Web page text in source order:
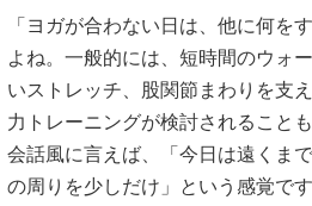
「ヨガが合わない日は、他に何を
よね。一般的には、短時間のウォ
いストレッチ、股関節まわりを支
力トレーニングが検討されること
会話風に言えば、「今日は遠くま
の周りを少しだけ」という感覚で